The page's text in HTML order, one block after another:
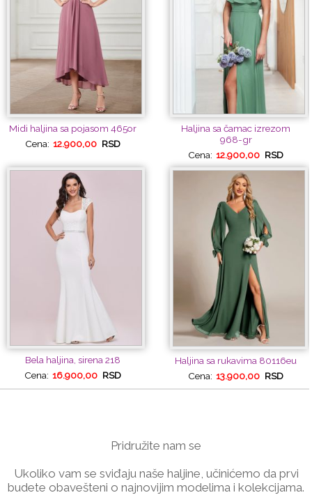
Midi haljina sa pojasom 465or
Cena: 12.900,00 RSD
Haljina sa čamac izrezom
968-gr
Cena: 12.900,00 RSD
Bela haljina, sirena 218
Cena: 16.900,00 RSD
Haljina sa rukavima 80116eu
Cena: 13.900,00 RSD
Pridružite nam se
Ukoliko vam se sviđaju naše haljine, učinićemo da prvi
budete obavešteni o najnovijim modelima i kolekcijama.